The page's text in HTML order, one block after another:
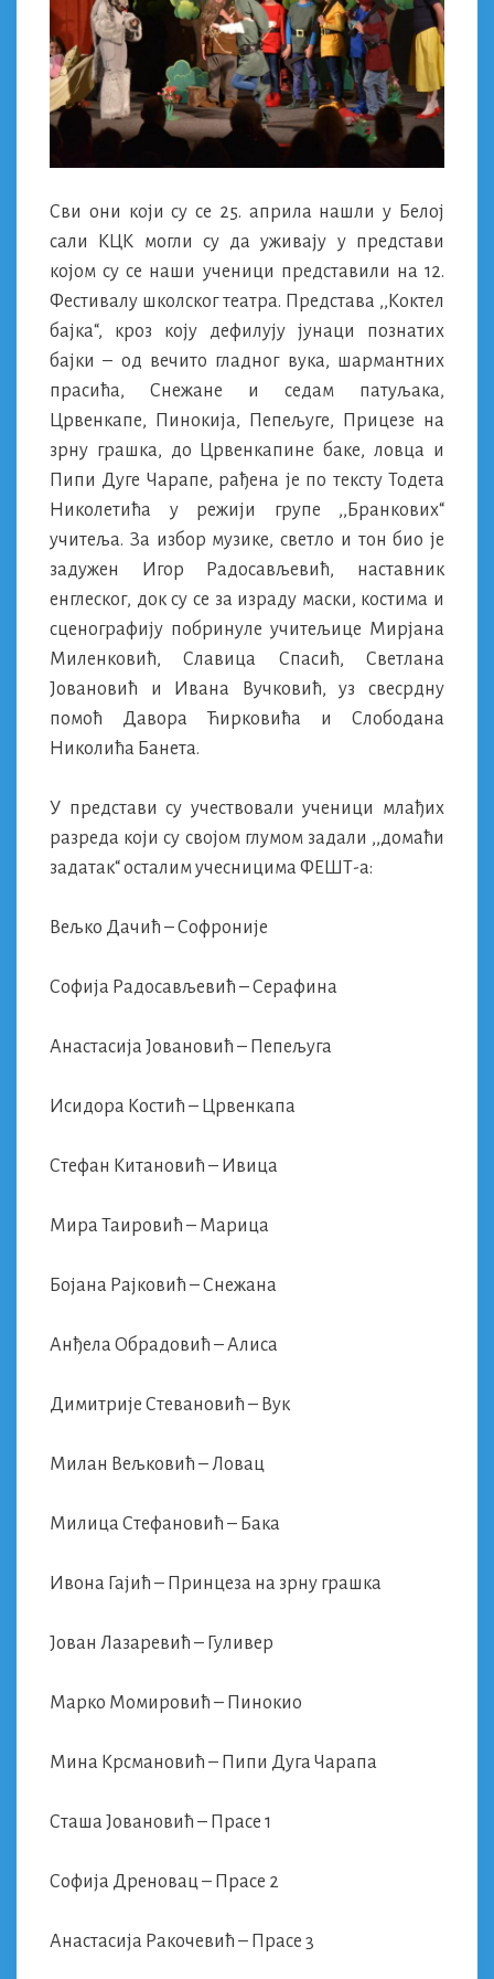
Сви они који су се 25. априла нашли у Белој
сали КЦК могли су да уживају у представи
којом су се наши ученици представили на 12.
Фестивалу школског театра. Представа ,,Коктел
бајка“, кроз коју дефилују јунаци познатих
бајки – од вечито гладног вука, шармантних
прасића, Снежане и седам патуљака,
Црвенкапе, Пинокија, Пепељуге, Прицезе на
зрну грашка, до Црвенкапине баке, ловца и
Пипи Дуге Чарапе, рађена је по тексту Тодета
Николетића у режији групе ,,Бранкових“
учитеља. За избор музике, светло и тон био је
задужен Игор Радосављевић, наставник
енглеског, док су се за израду маски, костима и
сценографију побринуле учитељице Мирјана
Миленковић, Славица Спасић, Светлана
Јовановић и Ивана Вучковић, уз свесрдну
помоћ Давора Ћирковића и Слободана
Николића Банета.
У представи су учествовали ученици млађих
разреда који су својом глумом задали ,,домаћи
задатак“ осталим учесницима ФЕШТ-а:
Вељко Дачић – Софроније
Софија Радосављевић – Серафина
Анастасија Јовановић – Пепељуга
Исидора Костић – Црвенкапа
Стефан Китановић – Ивица
Мира Таировић – Марица
Бојана Рајковић – Снежана
Анђела Обрадовић – Алиса
Димитрије Стевановић – Вук
Милан Вељковић – Ловац
Милица Стефановић – Бака
Ивона Гајић – Принцеза на зрну грашка
Јован Лазаревић – Гуливер
Марко Момировић – Пинокио
Мина Крсмановић – Пипи Дуга Чарапа
Сташа Јовановић – Прасе 1
Софија Дреновац – Прасе 2
Анастасија Ракочевић – Прасе 3